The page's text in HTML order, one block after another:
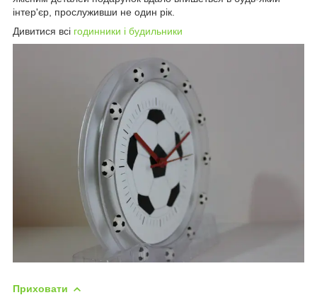
інтер'єр, прослуживши не один рік.
Дивитися всі годинники і будильники
Приховати